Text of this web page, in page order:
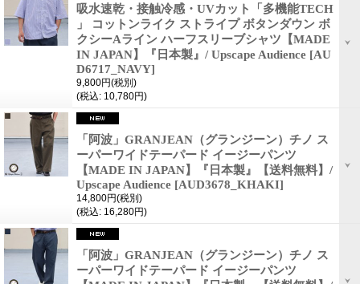
吸水速乾・接触冷感・UVカット「多機能TECH
」 コットンライク ストライプ ボタンダウン ボ
クシーAライン ハーフスリーブシャツ【MADE
IN JAPAN】『日本製』/ Upscape Audience [AU
D6717_NAVY]
9,800円(税別)
(税込: 10,780円)
「阿波」GRANJEAN（グランジーン）チノ ス
ーパーワイドテーパード イージーパンツ
【MADE IN JAPAN】『日本製』【送料無料】/
Upscape Audience [AUD3678_KHAKI]
14,800円(税別)
(税込: 16,280円)
「阿波」GRANJEAN（グランジーン）チノ ス
ーパーワイドテーパード イージーパンツ